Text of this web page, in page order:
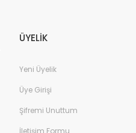
ÜYELİK
Yeni Üyelik
Üye Girişi
Şifremi Unuttum
İletişim Formu